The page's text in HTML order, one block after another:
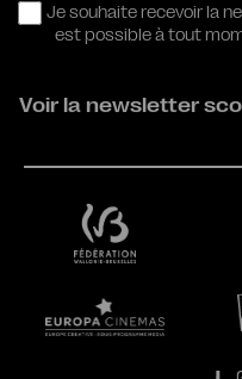
Je souhaite recevoir la
est possible à tout
Voir la newsletter